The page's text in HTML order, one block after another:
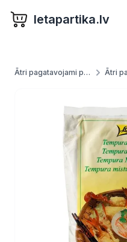
letapartika.lv
Ātri pagatavojami produkti